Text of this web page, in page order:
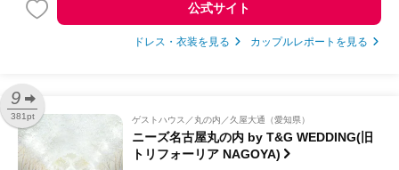
公式サイト
ドレス・衣装を見る カップルレポートを見る
9
381pt ゲストハウス 丸の内／久屋大通（愛知県）
ニーズ名古屋丸の内 by T&G WEDDING(旧
トリフォーリア NAGOYA)